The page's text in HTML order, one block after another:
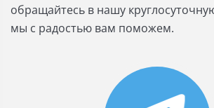
обращайтесь в нашу
мы с радостью вам поможем.